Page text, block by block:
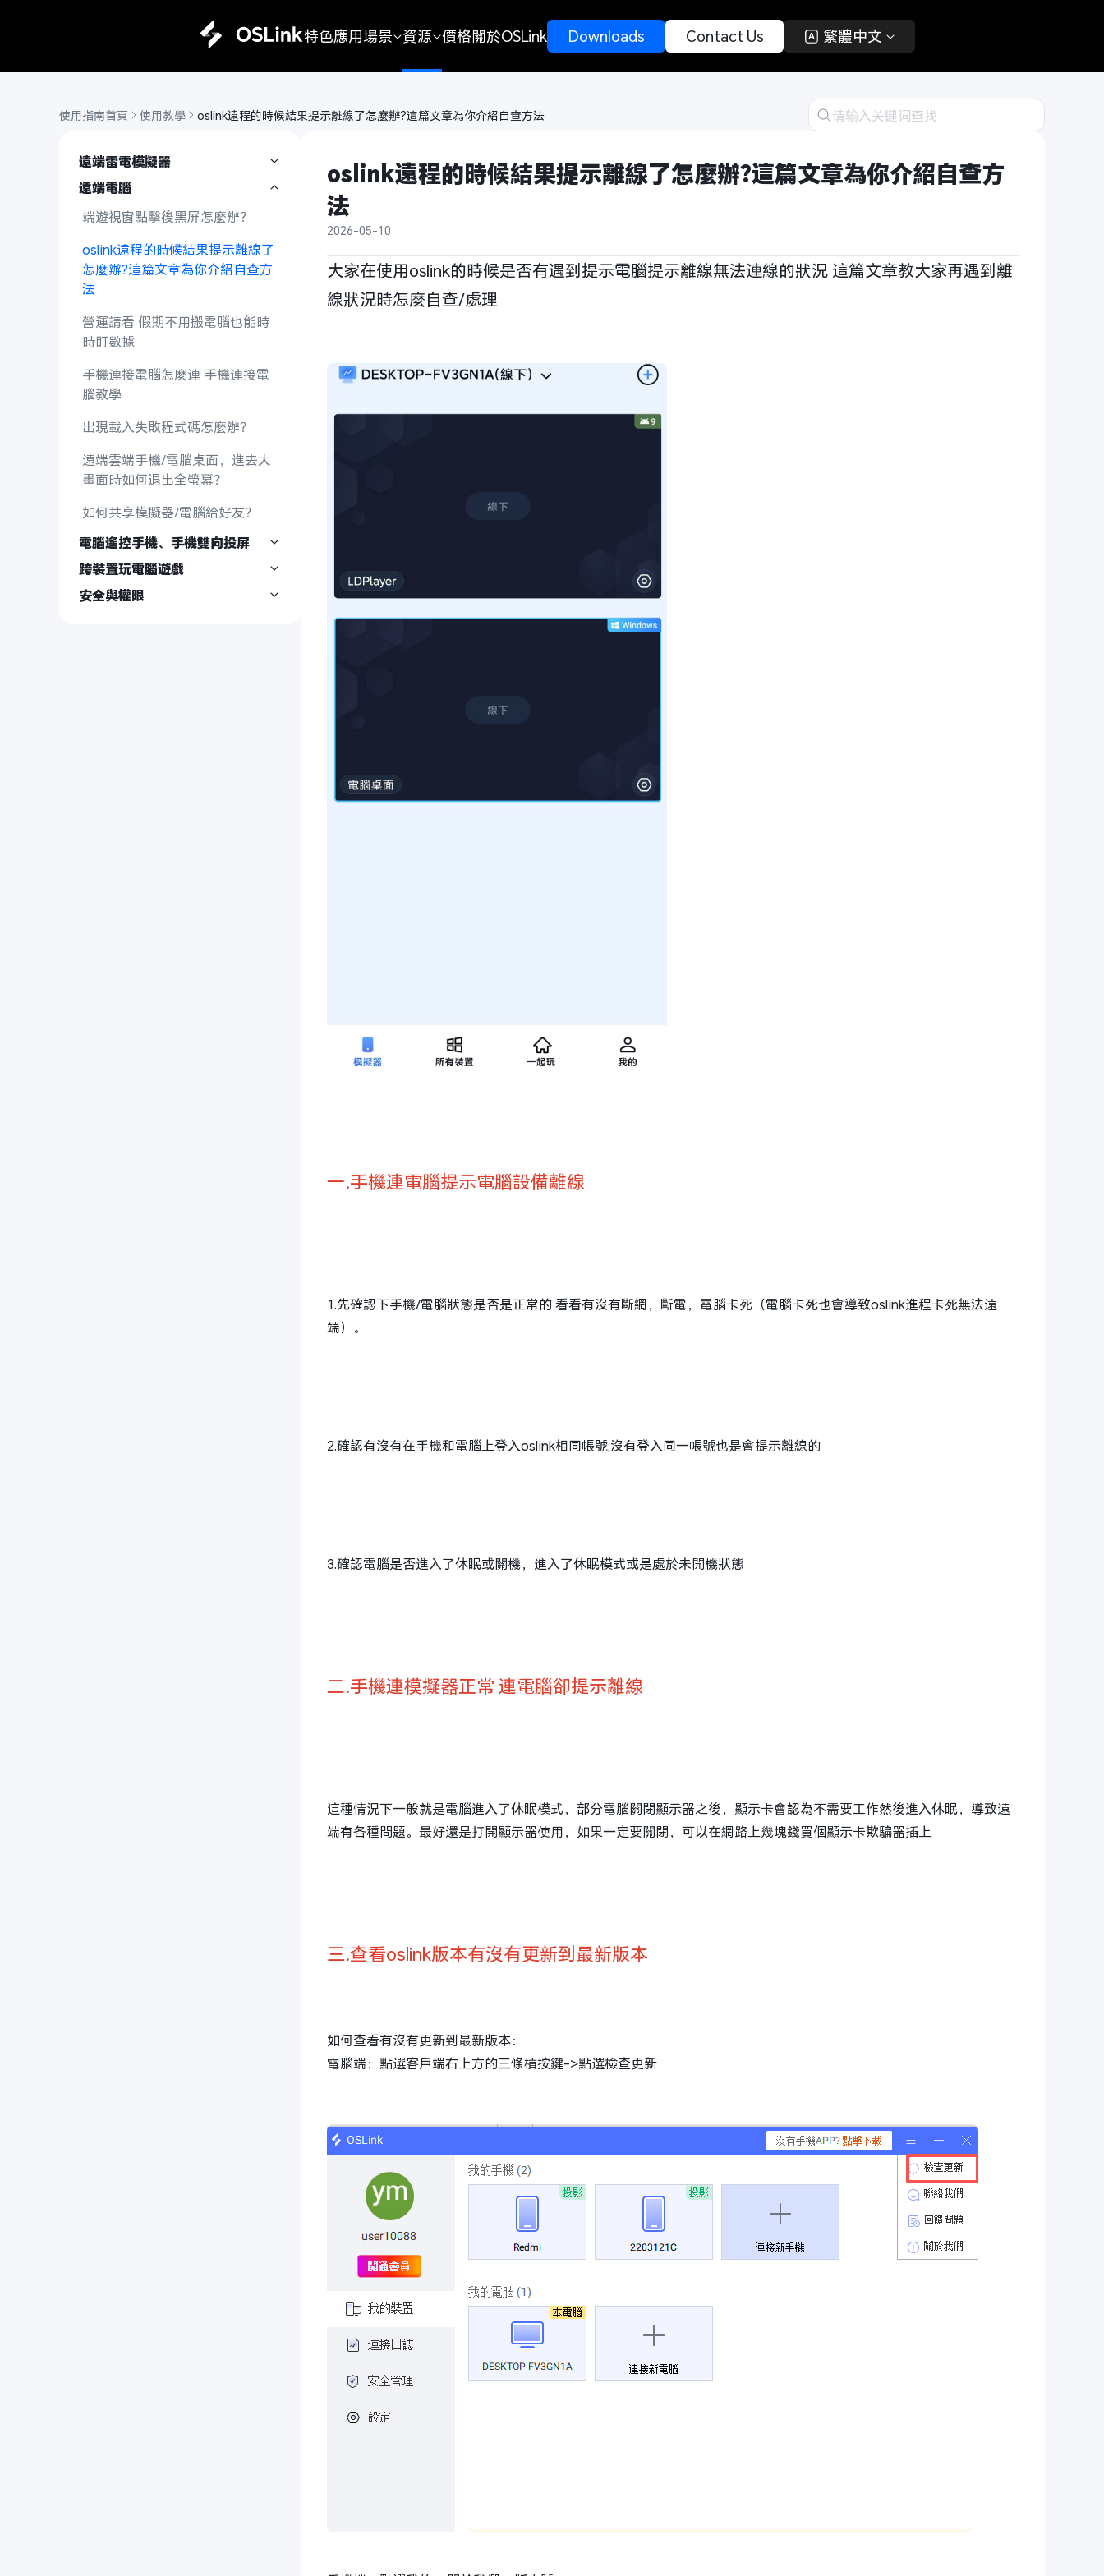
特色應用場景 資源 價格關於OSLink Downloads Contact Us 繁體中文
使用指南首頁 使用教學 oslink遠程的時候結果提示離線了怎麼辦?這篇文章為你介紹自查方法
遠端雷電模擬器
遠端電腦
端遊視窗點擊後黑屏怎麼辦？
oslink遠程的時候結果提示離線了
怎麼辦?這篇文章為你介紹自查方
法
營運請看 假期不用搬電腦也能時
時盯數據
手機連接電腦怎麼連 手機連接電
腦教學
出現載入失敗程式碼怎麼辦？
遠端雲端手機/電腦桌面，進去大
畫面時如何退出全螢幕？
如何共享模擬器/電腦給好友？
電腦遙控手機、手機雙向投屏
跨裝置玩電腦遊戲
安全與權限
oslink遠程的時候結果提示離線了怎麼辦?這篇文章為你介紹自查方
法
2026-05-10
大家在使用oslink的時候是否有遇到提示電腦提示離線無法連線的狀況 這篇文章教大家再遇到離
線狀況時怎麼自查/處理
一.手機連電腦提示電腦設備離線
1.先確認下手機/電腦狀態是否是正常的 看看有沒有斷網，斷電，電腦卡死（電腦卡死也會導致oslink進程卡死無法遠
端）。
2.確認有沒有在手機和電腦上登入oslink相同帳號,沒有登入同一帳號也是​​會提示離線的
3.確認電腦是否進入了休眠或關機，進入了休眠模式或是處於未開機狀態
二.手機連模擬器正常 連電腦卻提示離線
這種情況下一般就是電腦進入了休眠模式，部分電腦關閉顯示器之後，顯示卡會認為不需要工作然後進入休眠，導致遠
端有各種問題。最好還是打開顯示器使用，如果一定要關閉，可以在網路上幾塊錢買個顯示卡欺騙器插上
三.查看oslink版本有沒有更新到最新版本
如何查看有沒有更新到最新版本：
電腦端：點選客戶端右上方的三條槓按鍵->點選檢查更新